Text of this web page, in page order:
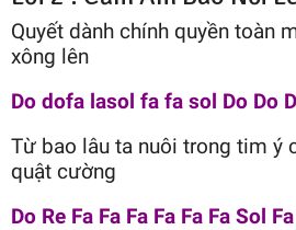
Quyết dành chính quyền toàn
xông lên
Do dofa lasol fa fa sol Do Do
Từ bao lâu ta nuôi trong tim ý
quật cường
Do Re Fa Fa Fa Fa Fa Fa Sol